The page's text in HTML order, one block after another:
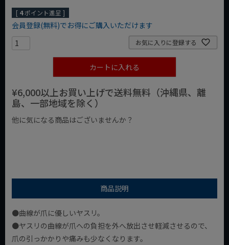
[ 4ポイント進呈 ]
会員登録(無料)でお得にご購入いただけます
お気に入りに登録する
カートに入れる
¥6,000以上お買い上げで送料無料（沖縄県、離
島、一部地域を除く）
他に気になる商品はございませんか？
商品説明
●曲線が爪に優しいヤスリ。
●ヤスリの曲線が爪への負担を外へ放出させ軽減させるので、
爪の引っかかりや痛みも少なくなります。